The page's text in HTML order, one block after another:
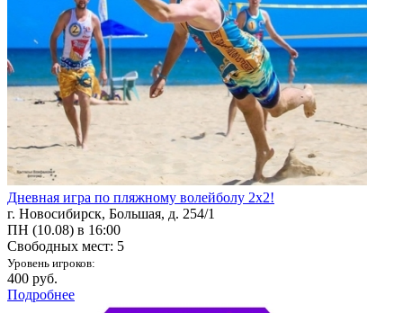
Дневная игра по пляжному волейболу 2x2!
г. Новосибирск, Большая, д. 254/1
ПН (10.08) в 16:00
Свободных мест: 5
Уровень игроков:
400 руб.
Подробнее